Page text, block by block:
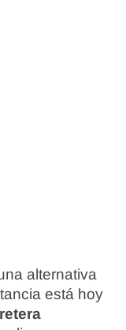
alternativa
está hoy